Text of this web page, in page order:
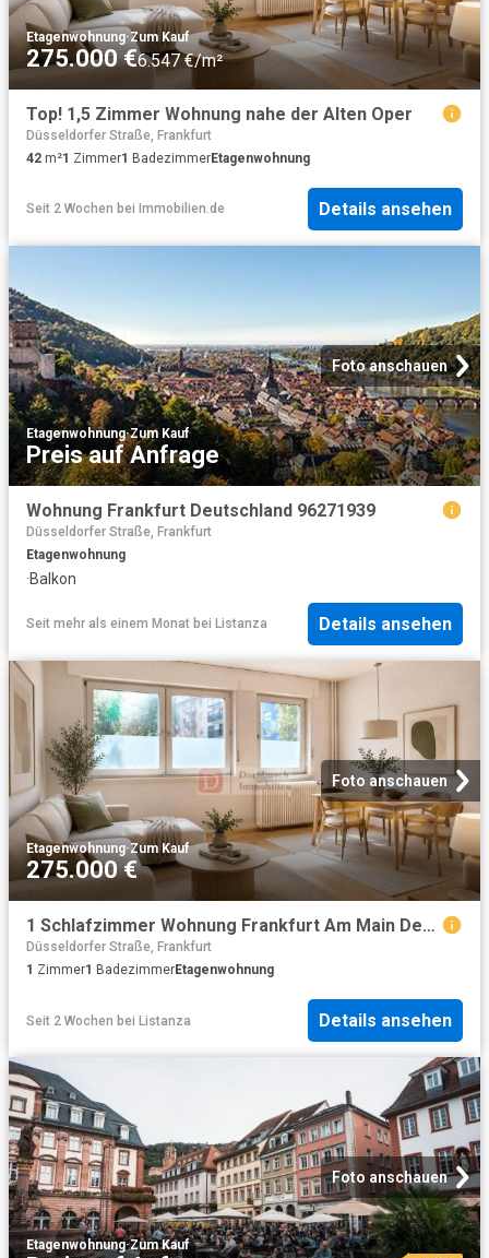
Etagenwohnung·Zum Kauf
275.000 €6.547 €/m²
Top! 1,5 Zimmer Wohnung nahe der Alten Oper
Düsseldorfer Straße, Frankfurt
42 m²1 Zimmer1 BadezimmerEtagenwohnung
Seit 2 Wochen bei Immobilien.de Details ansehen
Foto anschauen
Etagenwohnung·Zum Kauf
Preis auf Anfrage
Wohnung Frankfurt Deutschland 96271939
Düsseldorfer Straße, Frankfurt
Etagenwohnung
·Balkon
Seit mehr als einem Monat bei Listanza Details ansehen
Foto anschauen
Etagenwohnung·Zum Kauf
275.000 €
1 Schlafzimmer Wohnung Frankfurt Am Main Deutschland 104371139
Düsseldorfer Straße, Frankfurt
1 Zimmer1 BadezimmerEtagenwohnung
Seit 2 Wochen bei Listanza Details ansehen
Foto anschauen
Etagenwohnung·Zum Kauf